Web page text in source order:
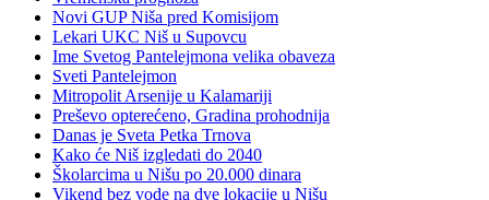
Novi GUP Niša pred Komisijom
Lekari UKC Niš u Supovcu
Ime Svetog Pantelejmona velika obaveza
Sveti Pantelejmon
Mitropolit Arsenije u Kalamariji
Preševo opterećeno, Gradina prohodnija
Danas je Sveta Petka Trnova
Kako će Niš izgledati do 2040
Školarcima u Nišu po 20.000 dinara
Vikend bez vode na dve lokacije u Nišu